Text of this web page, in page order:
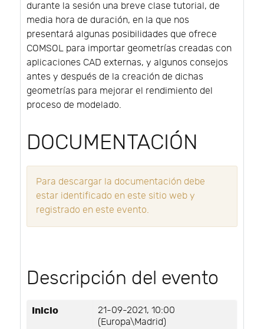
durante la sesión una breve clase tutorial, de
media hora de duración, en la que nos
presentará algunas posibilidades que ofrece
COMSOL para importar geometrías creadas con
aplicaciones CAD externas, y algunos consejos
antes y después de la creación de dichas
geometrías para mejorar el rendimiento del
proceso de modelado.
DOCUMENTACIÓN
Para descargar la documentación debe
estar identificado en este sitio web y
registrado en este evento.
Descripción del evento
Inicio
21-09-2021, 10:00
(Europa\Madrid)